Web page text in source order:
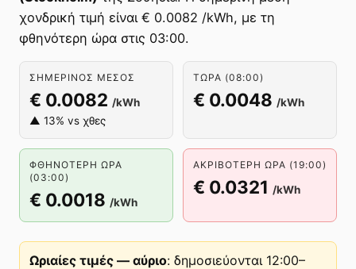
χονδρική τιμή είναι € 0.0082 /kWh, με τη
φθηνότερη ώρα στις 03:00.
ΣΗΜΕΡΙΝΌΣ ΜΈΣΟΣ
€ 0.0082 /kWh
▲ 13% vs χθες
ΤΏΡΑ (08:00)
€ 0.0048 /kWh
ΦΘΗΝΌΤΕΡΗ ΏΡΑ
(03:00)
€ 0.0018 /kWh
ΑΚΡΙΒΌΤΕΡΗ ΏΡΑ (19:00)
€ 0.0321 /kWh
Ωριαίες τιμές — αύριο: δημοσιεύονται 12:00–